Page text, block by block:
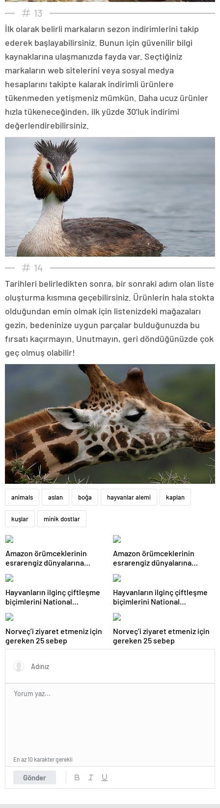
13
İlk olarak belirli markaların sezon indirimlerini takip
ederek başlayabilirsiniz. Bunun için güvenilir bilgi
kaynaklarına ulaşmanızda fayda var. Seçtiğiniz
markaların web sitelerini veya sosyal medya
hesaplarını takipte kalarak indirimli ürünlere
tükenmeden yetişmeniz mümkün. Daha ucuz ürünler
hızla tükeneceğinden, ilk yüzde 30’luk indirimi
değerlendirebilirsiniz.
14
Tarihleri belirledikten sonra, bir sonraki adım olan liste
oluşturma kısmına geçebilirsiniz. Ürünlerin hala stokta
olduğundan emin olmak için listenizdeki mağazaları
gezin, bedeninize uygun parçalar bulduğunuzda bu
fırsatı kaçırmayın. Unutmayın, geri döndüğünüzde çok
geç olmuş olabilir!
animals aslan boğa hayvanlar alemi kaplan
kuşlar minik dostlar
Amazon örümceklerinin
esrarengiz dünyalarına
Amazon örümceklerinin
esrarengiz dünyalarına
Hayvanların ilginç çiftleşme
biçimlerini National
Hayvanların ilginç çiftleşme
biçimlerini National
Norveç’i ziyaret etmeniz için
gereken 25 sebep
Norveç’i ziyaret etmeniz için
gereken 25 sebep
Gönder
En az 10 karakter gerekli